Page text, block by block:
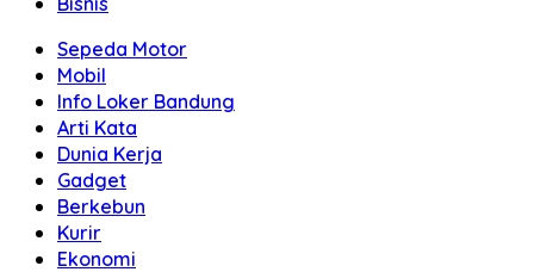
Sepeda Motor
Mobil
Info Loker Bandung
Arti Kata
Dunia Kerja
Gadget
Berkebun
Kurir
Ekonomi